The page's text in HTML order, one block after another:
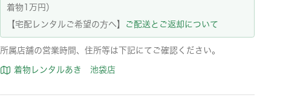
着物1万円）
【宅配レンタルご希望の方へ】
ご配送とご返却について
所属店舗の営業時間、住所等は下記にてご確認ください。
着物レンタルあき 池袋店